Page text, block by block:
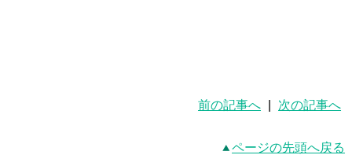
前の記事へ 次の記事へ
ページの先頭へ戻る